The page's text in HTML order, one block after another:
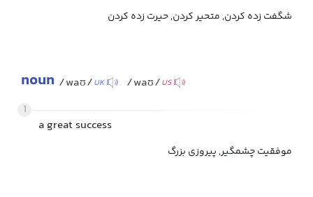
شگفت زده کردن, متحیر کردن, حیرت زده کردن
noun /waʊ/UK /waʊ/US
1
a great success
موفقیت چشمگیر, پیروزی بزرگ